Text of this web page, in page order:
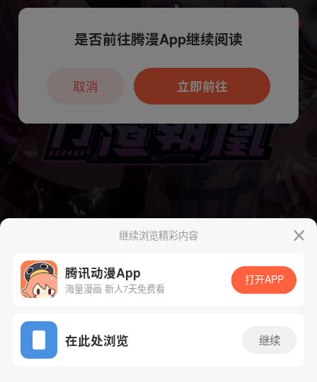
App免费看
下一话 腾漫App免费看
继续浏览精彩内容
腾讯动漫App
海量漫画 新人7天免费看
打开APP
在此处浏览 继续
本章节仅支持App阅读，可打开App新用
户7天免费看
是否前往腾漫App继续阅读
立即前往
取消